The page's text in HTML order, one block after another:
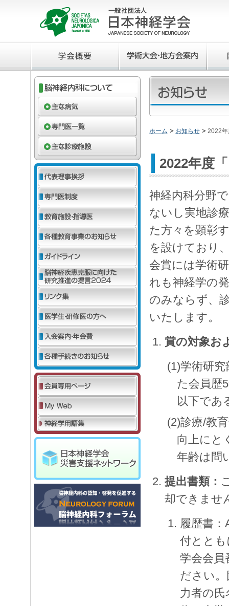
ホーム お知らせ 2022年
2022年度
神経内科分野
ないし実地診
た方々を顕彰
を設けており
会賞には学術
れも神経学の
のみならず、
いたします。
賞の対象お
(1)学術研
た会員歴
以下であ
(2)診療/教
向上にと
年齢は問
提出書類：
却できませ
履歴書
付ととも
学会会員
ださい
力者の